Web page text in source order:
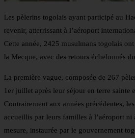
Les pèlerins togolais ayant participé au
revenir, atterrissant à l’aéroport
Cette année, 2425 musulmans togolais
la Mecque, avec des retours échelonnés
La première vague, composée de 267
1er juillet après leur séjour en terre sainte
Contrairement aux années précédentes,
accueillis par leurs familles à l’aéroport ni
mesure, instaurée par le gouvernement